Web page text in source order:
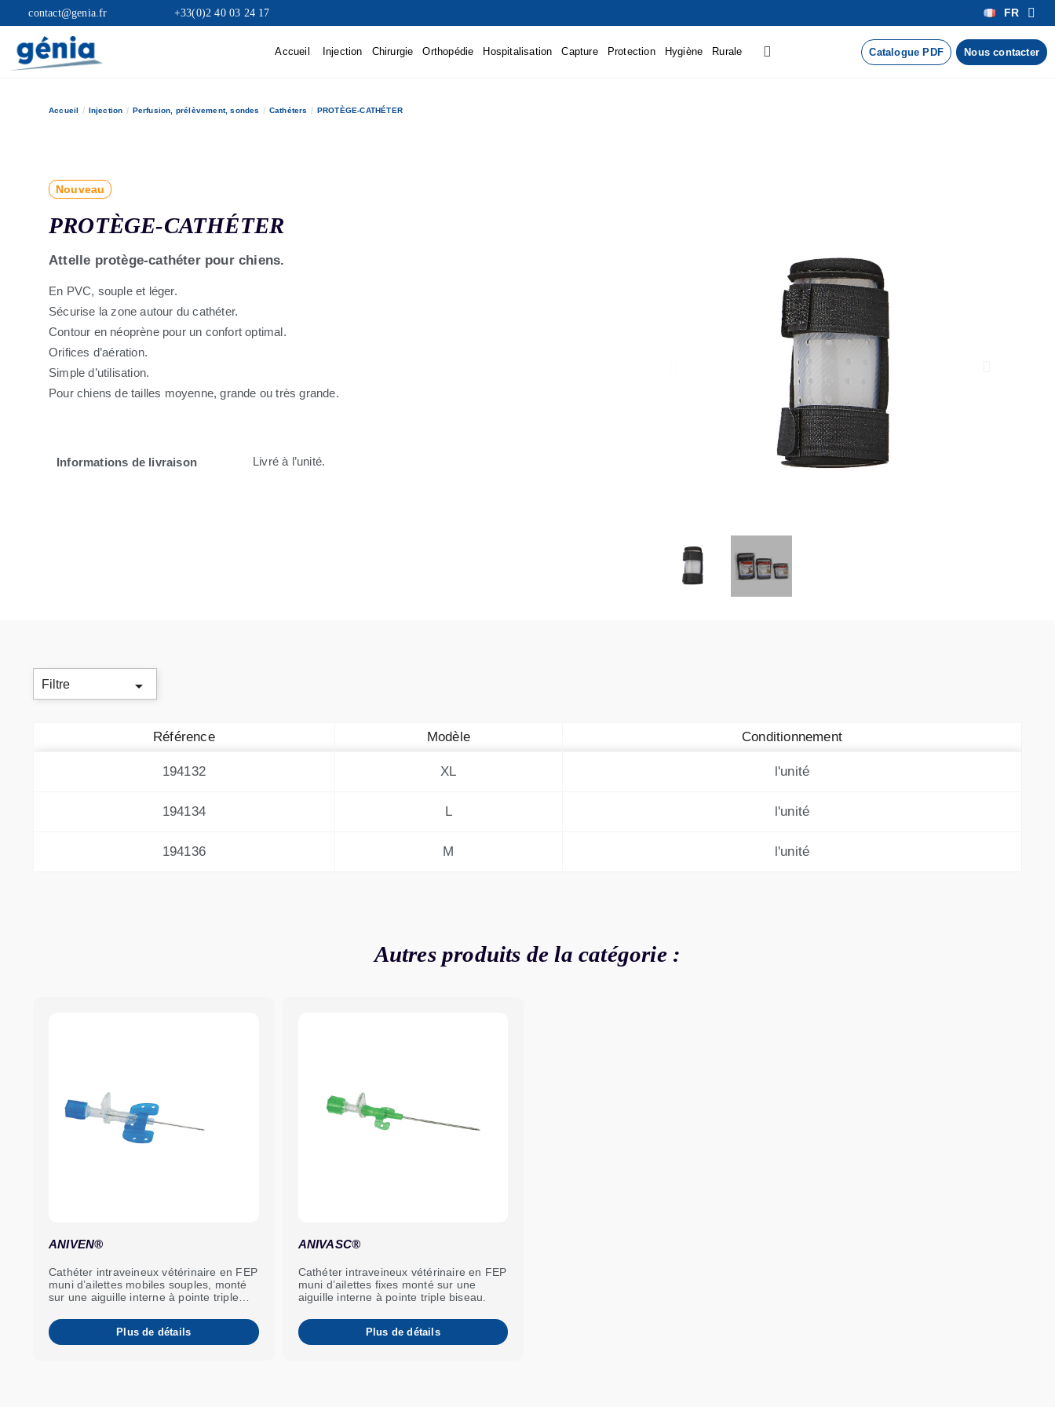
+33(0)2 40 03 24 17
contact@genia.fr FR
Accueil Injection Chirurgie Orthopédie Hospitalisation Capture Protection Hygiène Rurale Catalogue PDF Nous contacter
Accueil Injection Perfusion, prélèvement, sondes Cathéters PROTÈGE-CATHÉTER
Nouveau
PROTÈGE-CATHÉTER
Attelle protège-cathéter pour chiens.
En PVC, souple et léger.
Sécurise la zone autour du cathéter.
Contour en néoprène pour un confort optimal.
Orifices d’aération.
Simple d’utilisation.
Pour chiens de tailles moyenne, grande ou très grande.
Informations de livraison Livré à l’unité.
Filtre 
Référence Modèle Conditionnement
194132 XL l'unité
194134 L l'unité
194136 M l'unité
Autres produits de la catégorie :
ANIVEN®
Cathéter intraveineux vétérinaire en FEP
muni d’ailettes mobiles souples, monté
sur une aiguille interne à pointe triple
Plus de détails
ANIVASC®
Cathéter intraveineux vétérinaire en FEP
muni d’ailettes fixes monté sur une
aiguille interne à pointe triple biseau.
Plus de détails